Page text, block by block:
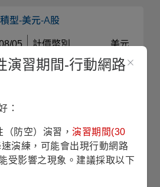
型-美元-A股
05
16.84
-0.02
計價幣別
美元
配息方式
累積型
每單位分配
息-美元-A股
演習期間-行動網路
：
（防空）演習，演習期間(30
演練，可能會出現行動網路
受影響之現象。建議採取以下